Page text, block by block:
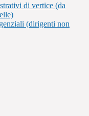
di vertice (da
(dirigenti non